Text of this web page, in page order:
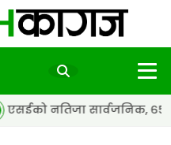
सार्वजनिक, ६५.९८ प्रतिशत